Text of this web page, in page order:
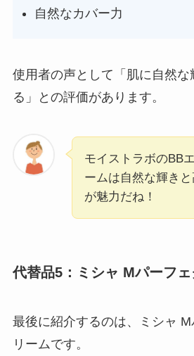
自然なカバー力
使用者の声として「肌に自然
る」との評価があります。
モイストラボのBB
ームは自然な輝き
が魅力だね！
代替品5：ミシャ Mパーフ
最後に紹介するのは、ミシャ
リームです。